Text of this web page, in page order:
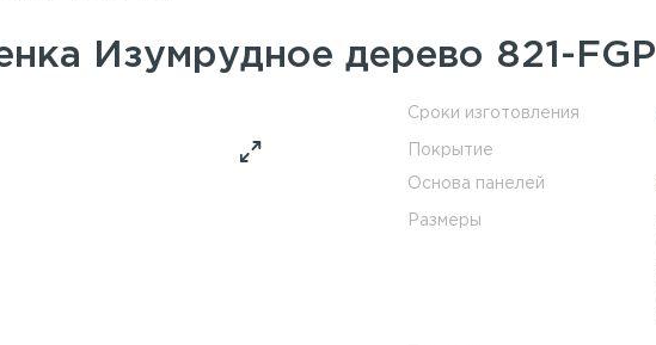
Изумрудное дерево 821-FGP
Сроки изготовления
Покрытие
Основа панелей
Размеры